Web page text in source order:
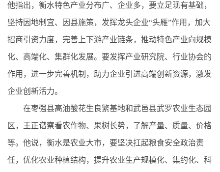
他指出，衡水特色产业分布广、企业多，要立足现有基础，
坚持因地制宜、因县施策，发挥龙头企业“头雁”作用，加大
招商引资力度，完善上下游产业链条，推动特色产业向规模
化、高端化、集群化发展。要发挥产业研究院、行业协会的
作用，进一步完善机制，助力企业引进高端创新资源，激发
企业创新活力。
在枣强县高油酸花生良繁基地和武邑县武罗农业生态园
区，王正谱察看农作物、果树长势，了解产量、质量、价格
等。他说，衡水是农业大市，要坚决扛起粮食安全政治责
任，优化农业种植结构，提升农业生产规模化、集约化、科